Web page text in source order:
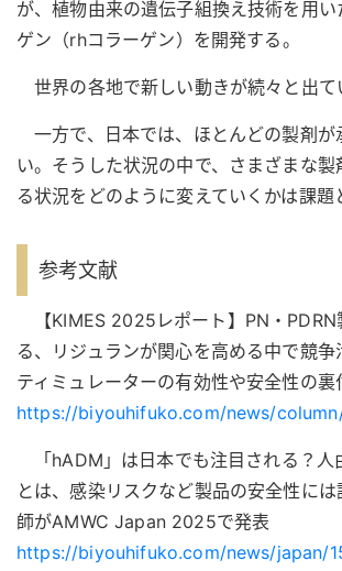
が、植物由来の遺伝子組換え技術を用
ゲン（rhコラーゲン）を開発する。
世界の各地で新しい動きが続々と出て
一方で、日本では、ほとんどの製剤が
い。そうした状況の中で、さまざまな製
る状況をどのように変えていくかは課題
参考文献
【KIMES 2025レポート】PN・PDRN
る、リジュランが関心を高める中で競争
ティミュレーターの有効性や安全性の裏
https://biyouhifuko.com/news/
「hADM」は日本でも注目される？人
とは、感染リスクなど製品の安全性に
師がAMWC Japan 2025で発表
https://biyouhifuko.com/news/japan/